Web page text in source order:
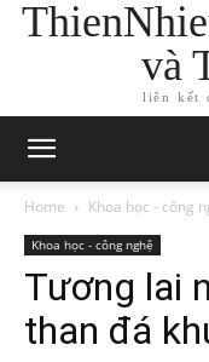
và
liên kết
Home Khoa học - công
Khoa học - công nghệ
Tương lai
than đá